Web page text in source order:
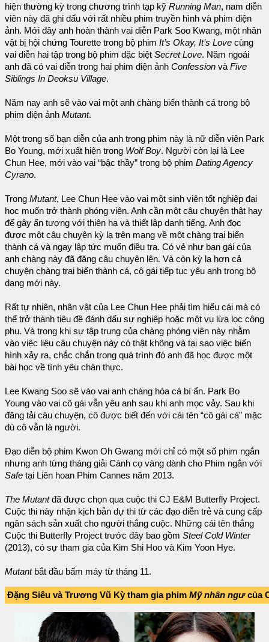
hiện thường kỳ trong chương trình tạp kỹ Running Man, nam diễn
viên này đã ghi dấu với rất nhiều phim truyền hình và phim điện
ảnh. Mới đây anh hoàn thành vai diễn Park Soo Kwang, một nhân
vật bị hội chứng Tourette trong bộ phim It’s Okay, It’s Love cùng
vai diễn hai tập trong bộ phim đặc biệt Secret Love. Năm ngoái
anh đã có vai diễn trong hai phim điện ảnh Confession và Five
Siblings In Deoksu Village.
Năm nay anh sẽ vào vai một anh chàng biến thành cá trong bộ
phim điện ảnh Mutant.
Một trong số bạn diễn của anh trong phim này là nữ diễn viên Park
Bo Young, mới xuất hiện trong Wolf Boy. Người còn lại là Lee
Chun Hee, mới vào vai “bậc thầy” trong bộ phim Dating Agency
Cyrano.
Trong Mutant, Lee Chun Hee vào vai một sinh viên tốt nghiệp đại
học muốn trở thành phóng viên. Anh cần một câu chuyện thật hay
để gây ấn tượng với thiên hạ và thiết lập danh tiếng. Anh đọc
được một câu chuyện kỳ lạ trên mạng về một chàng trai biến
thành cá và ngay lập tức muốn điều tra. Có vẻ như bạn gái của
anh chàng này đã đăng câu chuyện lên. Và còn kỳ lạ hơn cả
chuyện chàng trai biến thành cá, cô gái tiếp tục yêu anh trong bộ
dạng mới này.
Rất tự nhiên, nhân vật của Lee Chun Hee phải tìm hiểu cái mà có
thể trở thành tiêu đề đánh dấu sự nghiệp hoặc một vụ lừa lọc công
phu. Và trong khi sự tập trung của chàng phóng viên này nhằm
vào việc liệu câu chuyện này có thật không và tại sao việc biến
hình xảy ra, chắc chắn trong quá trình đó anh đã học được một
bài học về tình yêu chân thực.
Lee Kwang Soo sẽ vào vai anh chàng hóa cá bí ẩn. Park Bo
Young vào vai cô gái vẫn yêu anh sau khi anh mọc vảy. Sau khi
đăng tải câu chuyện, cô được biết đến với cái tên “cô gái cá” mặc
dù cô vẫn là người.
Đạo diễn bộ phim Kwon Oh Gwang mới chỉ có một số phim ngắn
nhưng anh từng tháng giải Cành cọ vàng dành cho Phim ngắn với
Safe tại Liên hoan Phim Cannes năm 2013.
The Mutantđã được chọn qua cuộc thi CJ E&M Butterfly Project.
Cuộc thi này nhận kịch bản dự thi từ các đạo diễn trẻ và cung cấp
ngân sách sản xuất cho người thắng cuộc. Những cái tên thắng
Cuộc thi Butterfly Project trước đây bao gồm Steel Cold Winter
(2013), có sự tham gia của Kim Shi Hoo và Kim Yoon Hye.
Mutantbắt đầu bấm máy từ tháng 11.
Đặng Siêu và Trương Vũ Kỳ tham gia phim Mỹ nhân ngưcủa